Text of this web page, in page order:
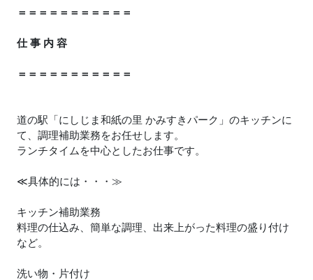
＝＝＝＝＝＝＝＝＝＝＝
仕 事 内 容
＝＝＝＝＝＝＝＝＝＝＝
道の駅「にしじま和紙の里 かみすきパーク」のキッチンに
て、調理補助業務をお任せします。
ランチタイムを中心としたお仕事です。
≪具体的には・・・≫
キッチン補助業務
料理の仕込み、簡単な調理、出来上がった料理の盛り付け
など。
洗い物・片付け